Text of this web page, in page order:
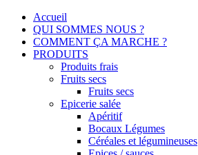
Accueil
QUI SOMMES NOUS ?
COMMENT ÇA MARCHE ?
PRODUITS
Produits frais
Fruits secs
Fruits secs
Epicerie salée
Apéritif
Bocaux Légumes
Céréales et légumineuses